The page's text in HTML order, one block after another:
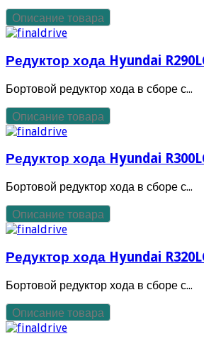
Описание товара
Редуктор хода Hyundai
Бортовой редуктор хода в сборе с...
Описание товара
Редуктор хода Hyundai
Бортовой редуктор хода в сборе с...
Описание товара
Редуктор хода Hyundai
Бортовой редуктор хода в сборе с...
Описание товара